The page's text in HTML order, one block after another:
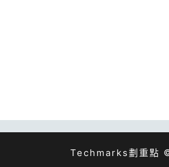
Techmarks劃重點